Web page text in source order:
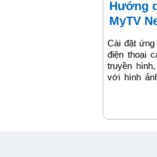
Hướng dẫn cài đặt ứng dụng
MyTV
Cài đặt ứng
điện thoại
truyền
với hình
dụng hỗ
hệ điều
dụng MyTV